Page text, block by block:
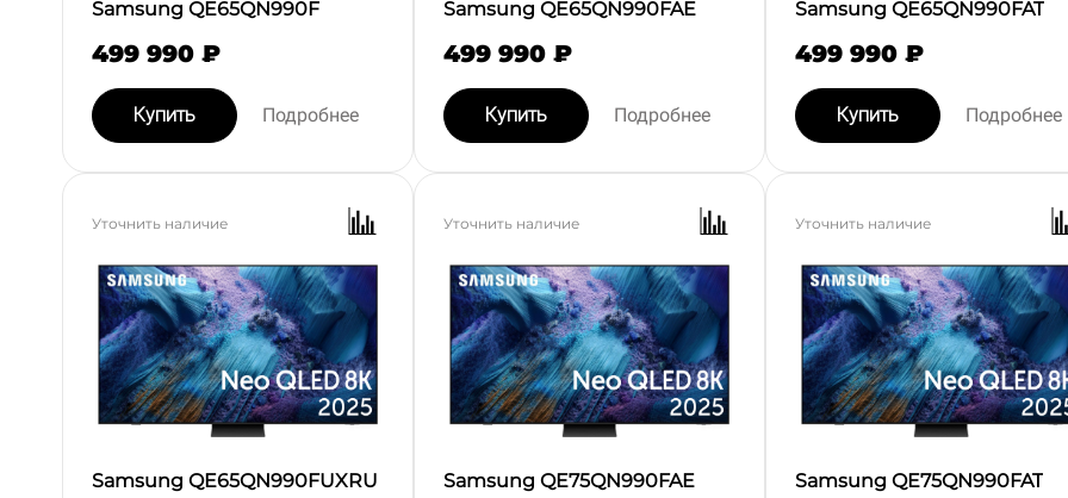
Samsung QE65QN990F
499 990 ₽
Купить Подробнее
Samsung QE65QN990FAE
499 990 ₽
Купить Подробнее
Samsung QE65QN990FAT
499 990 ₽
Купить Подробнее
Уточнить наличие
Samsung QE65QN990FUXRU
Уточнить наличие
Samsung QE75QN990FAE
Уточнить наличие
Samsung QE75QN990FAT